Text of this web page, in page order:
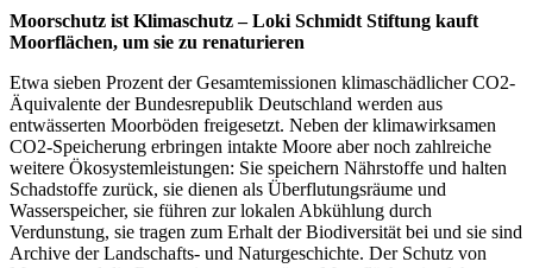
Moorschutz ist Klimaschutz – Loki Schmidt Stiftung kauft
Moorflächen, um sie zu renaturieren
Etwa sieben Prozent der Gesamtemissionen klimaschädlicher CO2-
Äquivalente der Bundesrepublik Deutschland werden aus
entwässerten Moorböden freigesetzt. Neben der klimawirksamen
CO2-Speicherung erbringen intakte Moore aber noch zahlreiche
weitere Ökosystemleistungen: Sie speichern Nährstoffe und halten
Schadstoffe zurück, sie dienen als Überflutungsräume und
Wasserspeicher, sie führen zur lokalen Abkühlung durch
Verdunstung, sie tragen zum Erhalt der Biodiversität bei und sie sind
Archive der Landschafts- und Naturgeschichte. Der Schutz von